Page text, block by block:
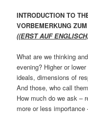
INTRODUCTION TO
VORBEMERKUNG
((ERST AUF
What are we thinking
evening? Higher or
ideals, dimensions of
And those, who call
How much do we ask –
more or less